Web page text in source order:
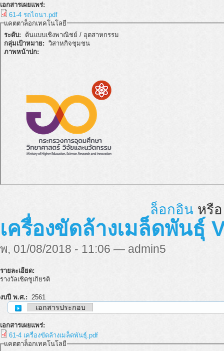
เอกสารเผยแพร่:
61-4 รถไถนา.pdf
แคตตาล็อกเทคโนโลยี
ระดับ:
ต้นแบบเชิงพาณิชย์ / อุตสาหกรรม
กลุ่มเป้าหมาย:
วิสาหกิจชุมชน
ภาพหน้าปก:
ล็อกอิน หรื
เครื่องขัดล้างเมล็ดพันธุ์
พ, 01/08/2018 - 11:06 — admin5
รายละเอียด:
รางวัลเชิดชูเกิยรติ
งบปี พ.ศ.: 2561
เอกสารประกอบ
เอกสารเผยแพร่:
61-4 เครื่องขัดล้างเมล็ดพันธุ์.pdf
แคตตาล็อกเทคโนโลยี